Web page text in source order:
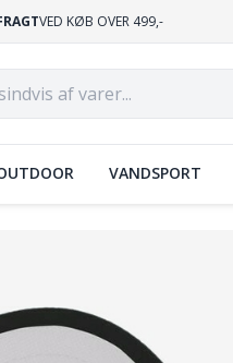
VED KØB OVER 499,-
VANDSPORT